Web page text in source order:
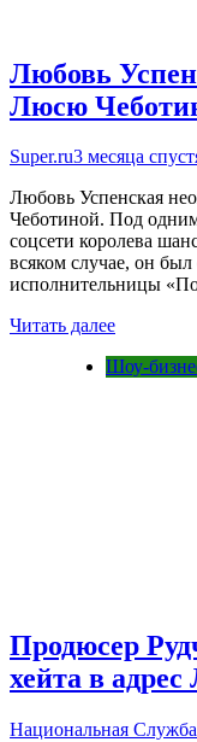
Любовь
Люсю
Super.ru3 месяца
Любовь Успенская
Чеботиной. Под
соцсети королева
всяком случае, он
исполнительницы
Читать далее
Шоу-
Продюсер
хейта в
Национальная